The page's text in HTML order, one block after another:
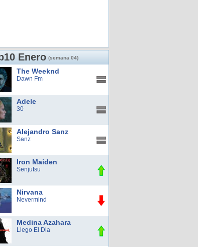
Enero (semana 04)
The Weeknd
Dawn Fm
Adele
30
Alejandro Sanz
Sanz
Iron Maiden
Senjutsu
Nirvana
Nevermind
Medina Azahara
Llego El Dia